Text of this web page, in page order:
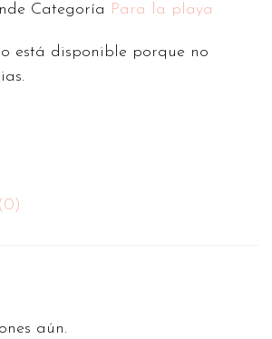
Categoría Para la playa
está disponible porque no
aún.